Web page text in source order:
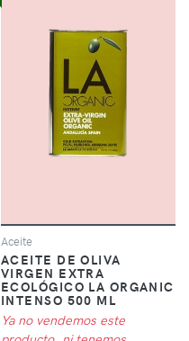
Aceite
ACEITE DE OLIVA
VIRGEN EXTRA
ECOLÓGICO LA ORGANIC
INTENSO 500 ML
Ya no vendemos este